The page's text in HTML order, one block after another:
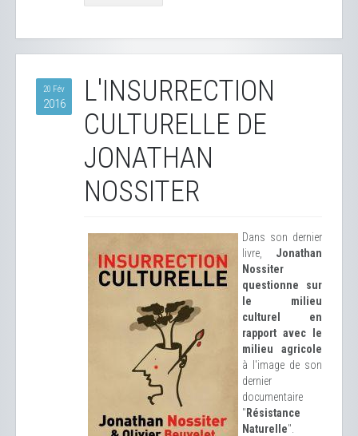
20 Fév
2016
L'INSURRECTION
CULTURELLE DE
JONATHAN
NOSSITER
Dans son dernier
livre, Jonathan
Nossiter
questionne sur
le milieu
culturel en
rapport avec le
milieu agricole
à l'image de son
dernier
documentaire
" Résistance
Naturelle".